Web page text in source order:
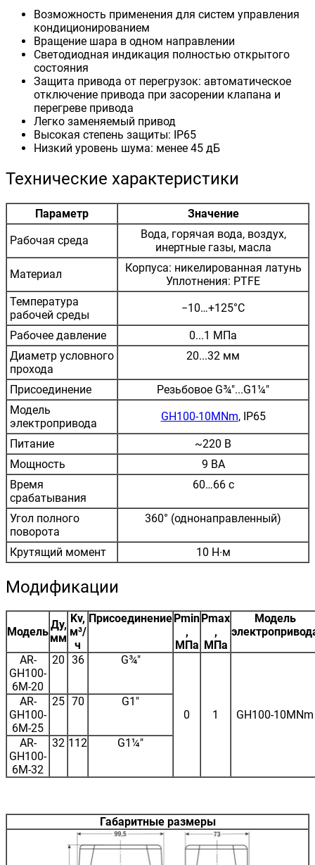
Возможность применения для систем управления
кондиционированием
Вращение шара в одном направлении
Светодиодная индикация полностью открытого
состояния
Защита привода от перегрузок: автоматическое
отключение привода при засорении клапана и
перегреве привода
Легко заменяемый привод
Высокая степень защиты: IP65
Низкий уровень шума: менее 45 дБ
Технические характеристики
Параметр
Значение
Рабочая среда
Вода, горячая вода, воздух,
инертные газы, масла
Материал
Корпуса: никелированная латунь
Уплотнения: PTFЕ
Температура
рабочей среды
−10…+125°С
Рабочее давление
0...1 МПа
Диаметр условного
прохода
20...32 мм
Присоединение
Резьбовое G¾"...G1¼"
Модель
электропривода
GH100-10MNm, IP65
Питание
~220 В
Мощность
9 ВА
Время
срабатывания
60…66 с
Угол полного
поворота
360° (однонаправленный)
Крутящий момент 10 Н∙м
Модификации
Модель
Ду,
мм
Kv,
м³/
ч
Присоединение Pmin
,
МПа
Pmax
,
МПа
Модель
AR-
GH100-
6M-20
20 36 G¾"
0 1 GH100-10MNm
AR-
GH100-
6M-25
25 70 G1"
AR-
GH100-
6M-32
32 112 G1¼"
Габаритные размеры